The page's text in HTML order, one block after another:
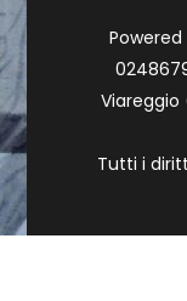
Powered
Viareggio
Tutti i